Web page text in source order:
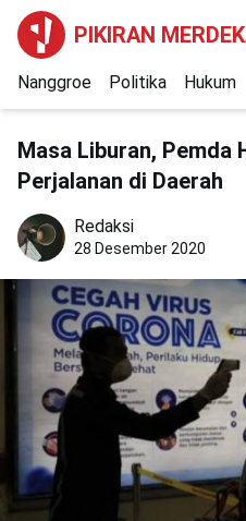
PIKIRAN
Nanggroe Politika Hukum
Masa Liburan, Pemda
Perjalanan di Daerah
Redaksi
28 Desember 2020